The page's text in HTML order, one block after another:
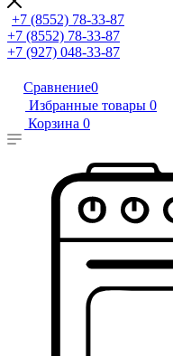
+7 (8552) 78-33-87
+7 (8552) 78-33-87
+7 (927) 048-33-87
Сравнение0
Избранные товары 0
Корзина 0